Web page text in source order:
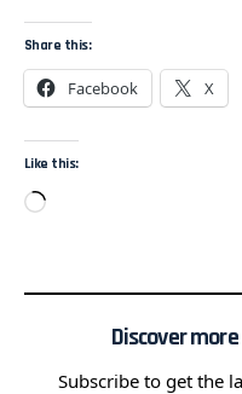
Share this:
Facebook X
Like this:
Discover
Subscribe to get the